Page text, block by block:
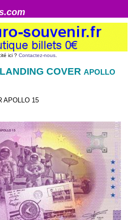
ici ? Contactez-nous.
COVER APOLLO
APOLLO 15